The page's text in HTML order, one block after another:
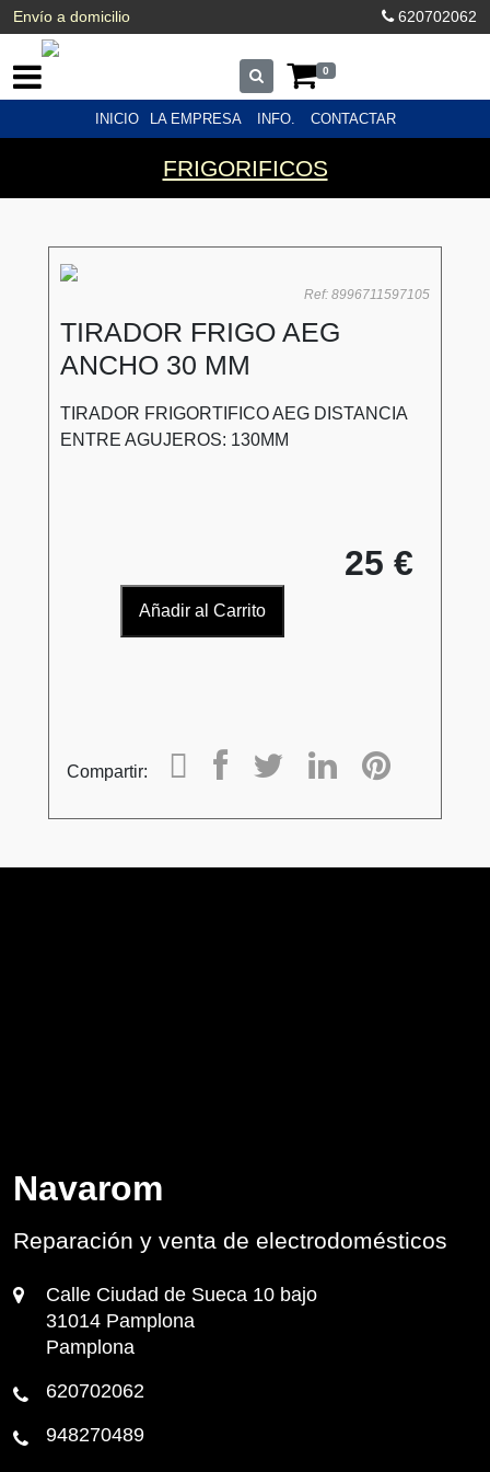
Envío a domicilio 620702062
0
INICIO LA EMPRESA INFO. CONTACTAR
FRIGORIFICOS
Ref: 8996711597105
TIRADOR FRIGO AEG
ANCHO 30 MM
TIRADOR FRIGORTIFICO AEG DISTANCIA
ENTRE AGUJEROS: 130MM
25 €
Añadir al Carrito
Compartir:
Navarom
Reparación y venta de electrodomésticos
Calle Ciudad de Sueca 10 bajo
31014 Pamplona
Pamplona
620702062
948270489